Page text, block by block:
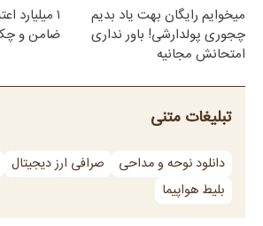
میخوایم رایگان بهت یاد بدیم
چجوری پولدارشی! باور نداری
امتحانش مجانیه
۱ میلیارد
ضامن و
تبلیغات متنی
دانلود نوحه و مداحی صرافی ارز دیجیتال
بلیط هواپیما